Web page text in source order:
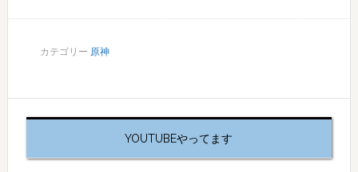
カテゴリー 原神
YOUTUBEやってます